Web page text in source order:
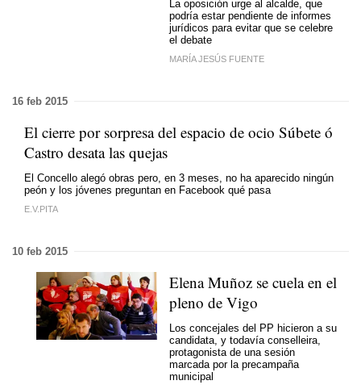
La oposición urge al alcalde, que
podría estar pendiente de informes
jurídicos para evitar que se celebre
el debate
MARÍA JESÚS FUENTE
16 feb 2015
El cierre por sorpresa del espacio de ocio Súbete ó
Castro desata las quejas
El Concello alegó obras pero, en 3 meses, no ha aparecido ningún
peón y los jóvenes preguntan en Facebook qué pasa
E.V.PITA
10 feb 2015
Elena Muñoz se cuela en el
pleno de Vigo
Los concejales del PP hicieron a su
candidata, y todavía conselleira,
protagonista de una sesión
marcada por la precampaña
municipal